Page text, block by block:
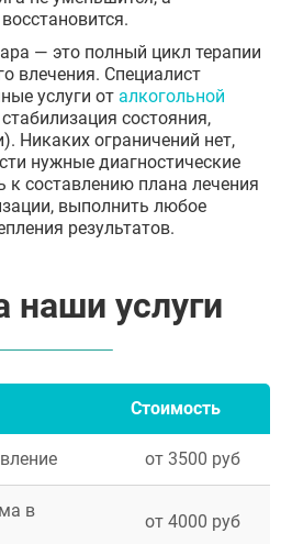
— это полный цикл терапии
влечения. Специалист
услуги от алкогольной
состояния,
Никаких ограничений нет,
нужные диагностические
к составлению плана лечения
выполнить любое
результатов.
наши услуги
Стоимость
от 3500 руб
в
от 4000 руб